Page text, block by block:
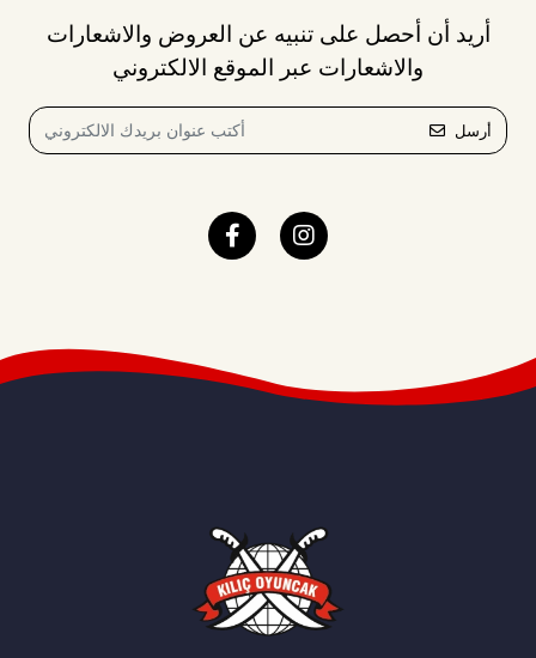
أريد أن أحصل على تنبيه عن العروض والاشعارات
والاشعارات عبر الموقع الالكتروني
أرسل